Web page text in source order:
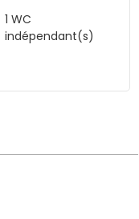
1 WC
indépendant(s)